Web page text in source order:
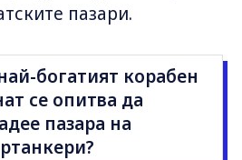
пазари.
богатият корабен
се опитва да
пазара на